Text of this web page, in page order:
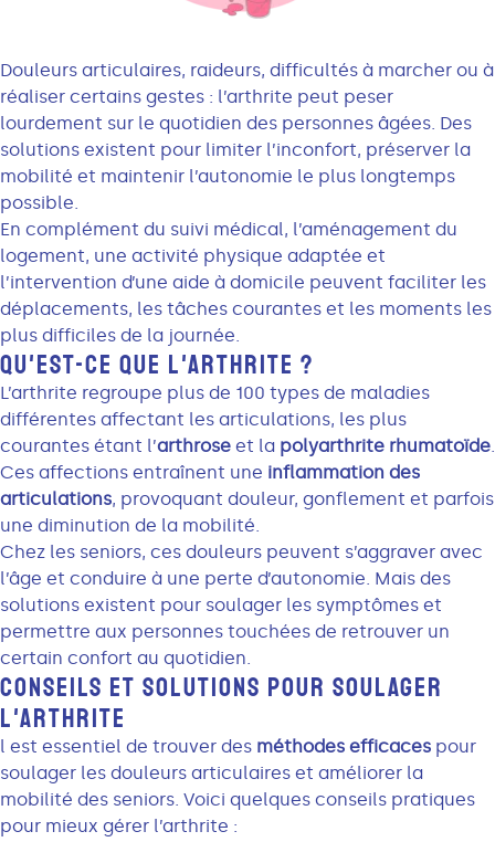
Douleurs articulaires, raideurs, difficultés à marcher ou à
réaliser certains gestes : l’arthrite peut peser
lourdement sur le quotidien des personnes âgées. Des
solutions existent pour limiter l’inconfort, préserver la
mobilité et maintenir l’autonomie le plus longtemps
possible.
En complément du suivi médical, l’aménagement du
logement, une activité physique adaptée et
l’intervention d’une aide à domicile peuvent faciliter les
déplacements, les tâches courantes et les moments les
plus difficiles de la journée.
QU'EST-CE QUE L'ARTHRITE ?
L’arthrite regroupe plus de 100 types de maladies
différentes affectant les articulations, les plus
courantes étant l’arthrose et la polyarthrite rhumatoïde.
Ces affections entraînent une inflammation des
articulations, provoquant douleur, gonflement et parfois
une diminution de la mobilité.
Chez les seniors, ces douleurs peuvent s’aggraver avec
l’âge et conduire à une perte d’autonomie. Mais des
solutions existent pour soulager les symptômes et
permettre aux personnes touchées de retrouver un
certain confort au quotidien.
CONSEILS ET SOLUTIONS POUR SOULAGER
L'ARTHRITE
l est essentiel de trouver des méthodes efficaces pour
soulager les douleurs articulaires et améliorer la
mobilité des seniors. Voici quelques conseils pratiques
pour mieux gérer l’arthrite :